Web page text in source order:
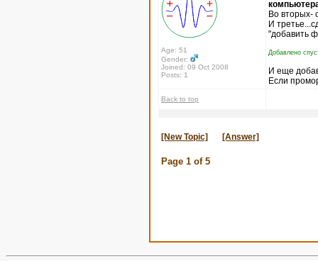
Age: 51
Gender:
Joined: 09 Oct 2008
Posts: 1
Во вторых-
И
"добавить
Добавлено
И еще
Если
Back to top
[New Topic] [Answer]
Page 1 of 5